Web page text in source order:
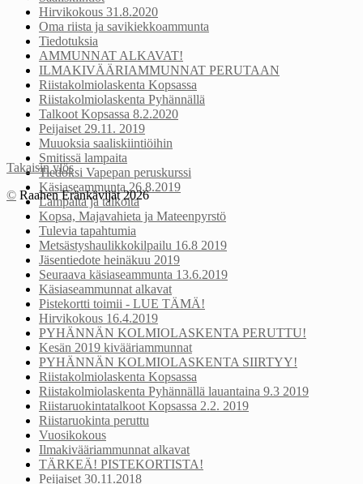
Hirvikokous 31.8.2020
Oma riista ja savikiekkoammunta
Tiedotuksia
AMMUNNAT ALKAVAT!
ILMAKIVÄÄRIAMMUNNAT PERUTAAN
Riistakolmiolaskenta Kopsassa
Riistakolmiolaskenta Pyhännällä
Talkoot Kopsassa 8.2.2020
Peijaiset 29.11. 2019
Muuoksia saaliskiintiöihin
Smitissä lampaita
Tiedoksi Vapepan peruskurssi
Käsiaseammunta 26.8.2019
Lampaita ja talkoita
Kopsa, Majavahieta ja Mateenpyrstö
Tulevia tapahtumia
Metsästyshaulikkokilpailu 16.8 2019
Jäsentiedote heinäkuu 2019
Seuraava käsiaseammunta 13.6.2019
Käsiaseammunnat alkavat
Pistekortti toimii - LUE TÄMÄ!
Hirvikokous 16.4.2019
PYHÄNNÄN KOLMIOLASKENTA PERUTTU!
Kesän 2019 kivääriammunnat
PYHÄNNÄN KOLMIOLASKENTA SIIRTYY!
Riistakolmiolaskenta Kopsassa
Riistakolmiolaskenta Pyhännällä lauantaina 9.3 2019
Riistaruokintatalkoot Kopsassa 2.2. 2019
Riistaruokinta peruttu
Vuosikokous
Ilmakivääriammunnat alkavat
TÄRKEÄ! PISTEKORTISTA!
Peijaiset 30.11.2018
Takaisin ylös
© Raahen Eränkävijät 2026